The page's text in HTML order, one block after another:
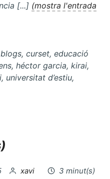
[...] (mostra l'entrada
curset, educació
héctor garcia, kirai,
universitat d’estiu,
per
xavi
3 minut(s)